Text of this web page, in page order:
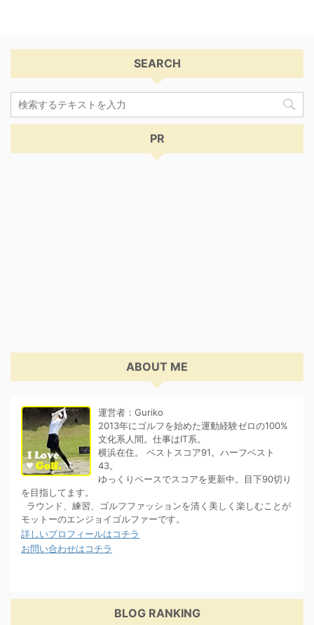
SEARCH
PR
ABOUT ME
運営者：Guriko
2013年にゴルフを始めた運動経験ゼロの100%
文化系人間。仕事はIT系。
横浜在住。 ベストスコア91。ハーフベスト
43。
ゆっくりペースでスコアを更新中。目下90切り
を目指してます。
ラウンド、練習、ゴルフファッションを清く美しく楽しむことが
モットーのエンジョイゴルファーです。
詳しいプロフィールはコチラ
お問い合わせはコチラ
BLOG RANKING